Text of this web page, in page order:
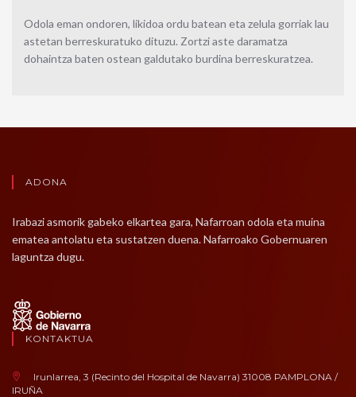
Odola eman ondoren, likidoa ordu batean eta zelula gorriak lau
astetan berreskuratuko dituzu. Zortzi aste daramatza
dohaintza baten ostean galdutako burdina berreskuratzea.
ADONA
Irabazi asmorik gabeko elkartea gara, Nafarroan odola eta muina
ematea antolatu eta sustatzen duena. Nafarroako Gobernuaren
laguntza dugu.
KONTAKTUA
Irunlarrea, 3 (Recinto del Hospital de Navarra) 31008 PAMPLONA /
IRUÑA